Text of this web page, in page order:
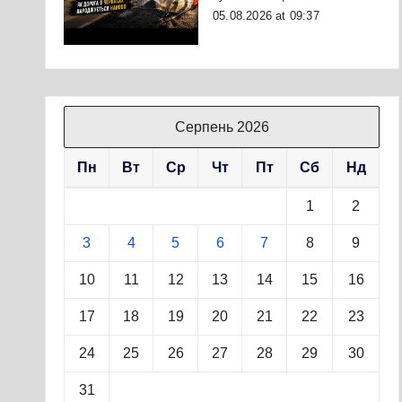
05.08.2026 at 09:37
Серпень 2026
Пн Вт Ср Чт Пт Сб Нд
1 2
3 4 5 6 7 8 9
10 11 12 13 14 15 16
17 18 19 20 21 22 23
24 25 26 27 28 29 30
31